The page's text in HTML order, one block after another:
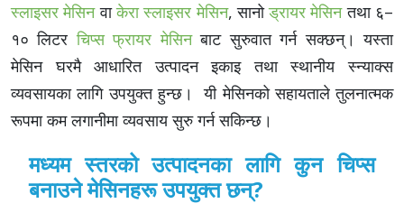
स्लाइसर मेसिनवाकेरा स्लाइसर मेसिन, सानोड्रायर मेसिनतथा ६–
१० लिटरचिप्स फ्रायर मेसिनबाट सुरुवात गर्न सक्छन्। यस्ता
मेसिन घरमै आधारित उत्पादन इकाइ तथा स्थानीय स्न्याक्स
व्यवसायका लागि उपयुक्त हुन्छ। यी मेसिनको सहायताले तुलनात्मक
रूपमा कम लगानीमा व्यवसाय सुरु गर्न सकिन्छ।
मध्यम स्तरको उत्पादनका लागि कुन चिप्स
बनाउने मेसिनहरू उपयुक्त छन्?